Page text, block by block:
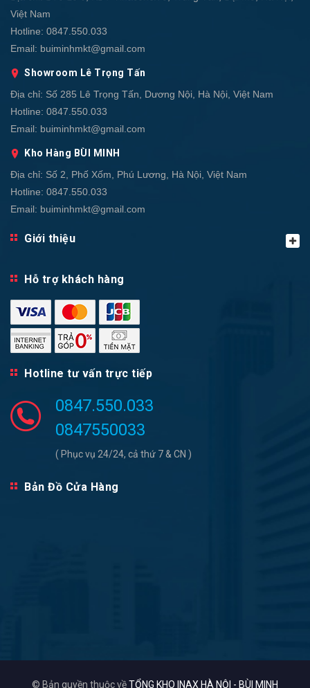
Việt Nam
Hotline: 0847.550.033
Email: buiminhmkt@gmail.com
Showroom Lê Trọng Tấn
Địa chỉ: Số 285 Lê Trọng Tấn, Dương Nội, Hà Nội, Việt Nam
Hotline: 0847.550.033
Email: buiminhmkt@gmail.com
Kho Hàng BÙI MINH
Địa chỉ: Số 2, Phố Xốm, Phú Lương, Hà Nội, Việt Nam
Hotline: 0847.550.033
Email: buiminhmkt@gmail.com
Giới thiệu
Hỗ trợ khách hàng
Hotline tư vấn trực tiếp
0847.550.033
0847550033
( Phục vụ 24/24, cả thứ 7 & CN )
Bản Đồ Cửa Hàng
© Bản quyền thuộc vềTỔNG KHO INAX HÀ NỘI - BÙI MINH